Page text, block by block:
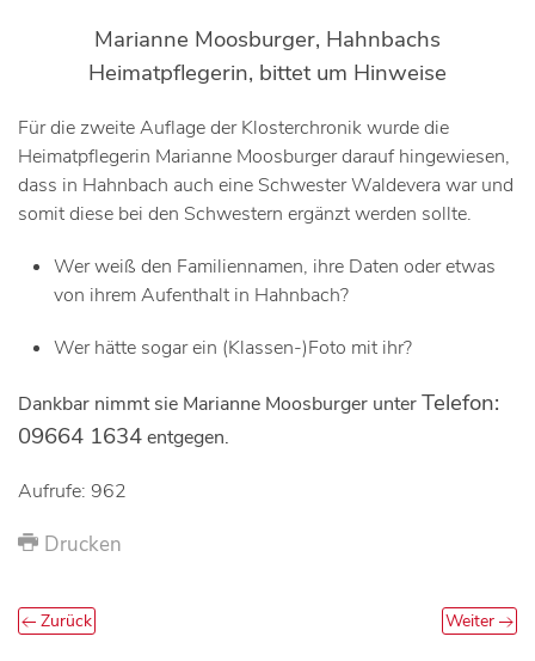
Marianne Moosburger, Hahnbachs
Heimatpflegerin, bittet um Hinweise
Für die zweite Auflage der Klosterchronik wurde die
Heimatpflegerin Marianne Moosburger darauf hingewiesen,
dass in Hahnbach auch eine Schwester Waldevera war und
somit diese bei den Schwestern ergänzt werden sollte.
Wer weiß den Familiennamen, ihre Daten oder etwas
von ihrem Aufenthalt in Hahnbach?
Wer hätte sogar ein (Klassen-)Foto mit ihr?
Dankbar nimmt sie Marianne Moosburger unterTelefon:
09664 1634entgegen.
Aufrufe: 962
Drucken
Zurück Weiter